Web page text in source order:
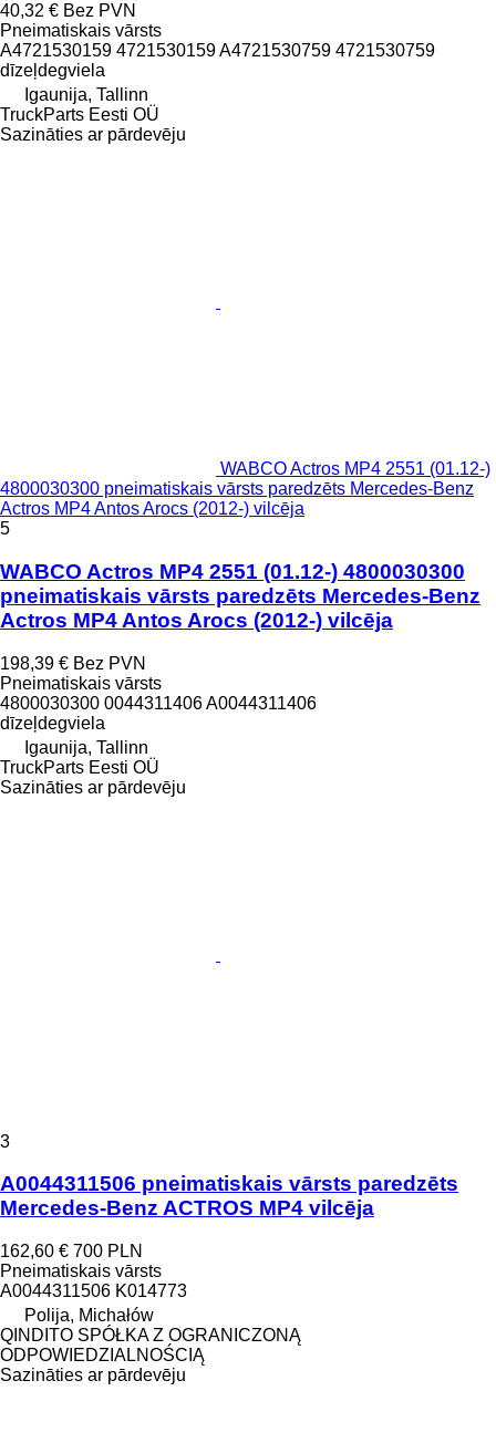
40,32 € Bez PVN
Pneimatiskais vārsts
A4721530159 4721530159 A4721530759 4721530759
dīzeļdegviela
Igaunija, Tallinn
TruckParts Eesti OÜ
Sazināties ar pārdevēju
WABCO Actros MP4 2551 (01.12-)
4800030300 pneimatiskais vārsts paredzēts Mercedes-Benz
Actros MP4 Antos Arocs (2012-) vilcēja
5
WABCO Actros MP4 2551 (01.12-) 4800030300
pneimatiskais vārsts paredzēts Mercedes-Benz
Actros MP4 Antos Arocs (2012-) vilcēja
198,39 € Bez PVN
Pneimatiskais vārsts
4800030300 0044311406 A0044311406
dīzeļdegviela
Igaunija, Tallinn
TruckParts Eesti OÜ
Sazināties ar pārdevēju
3
A0044311506 pneimatiskais vārsts paredzēts
Mercedes-Benz ACTROS MP4 vilcēja
162,60 € 700 PLN
Pneimatiskais vārsts
A0044311506 K014773
Polija, Michałów
QINDITO SPÓŁKA Z OGRANICZONĄ
ODPOWIEDZIALNOŚCIĄ
Sazināties ar pārdevēju